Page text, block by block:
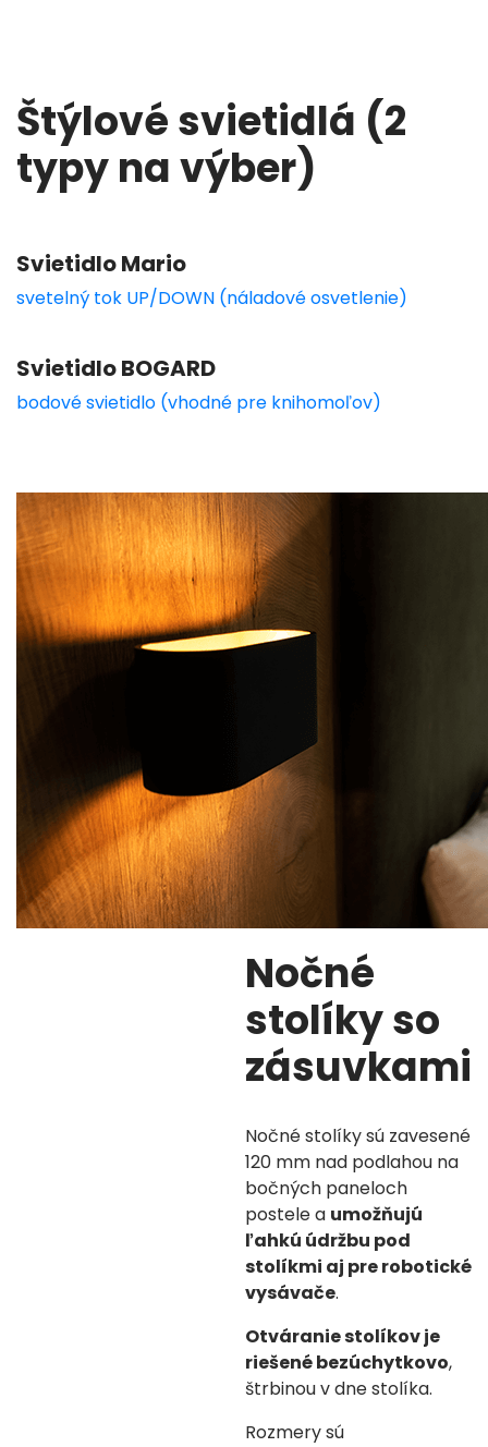
Štýlové svietidlá (2
typy na výber)
Svietidlo Mario
svetelný tok UP/DOWN (náladové osvetlenie)
Svietidlo BOGARD
bodové svietidlo (vhodné pre knihomoľov)
Nočné
stolíky so
zásuvkami
Nočné stolíkysú zavesené
120 mm nad podlahou na
bočných paneloch
postele a umožňujú
ľahkú údržbu pod
stolíkmi aj pre robotické
vysávače.
Otváranie stolíkov je
riešené bezúchytkovo,
štrbinou v dne stolíka.
Rozmery sú